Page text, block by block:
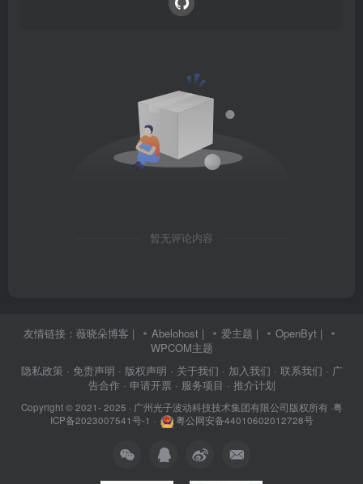
暂无评论内容
友情链接： 薇晓朵博客 | Abelohost | 爱主题 | OpenByt |
WPCOM主题
隐私政策 · 免责声明 · 版权声明 · 关于我们 · 加入我们 · 联系我们 · 广
告合作 · 申请开票 · 服务项目 · 推介计划
Copyright © 2021- 2025 · 广州光子波动科技技术集团有限公司版权所有·粤
ICP备2023007541号-1 · 粤公网安备44010602012728号